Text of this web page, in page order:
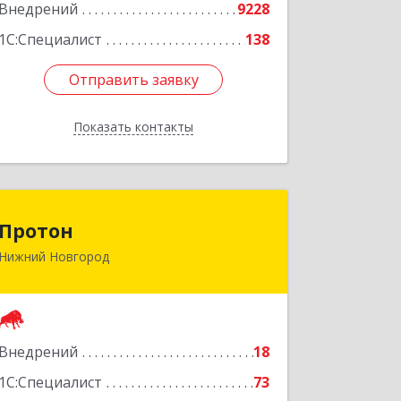
Внедрений
9228
1С:Специалист
138
Отправить заявку
Показать контакты
Отправить заявку
Назад
Протон
Нижний Новгород
Внедрений
18
1С:Специалист
73
603163, Нижегородская обл, Нижний
Подробнее